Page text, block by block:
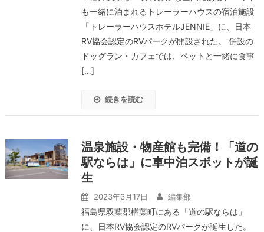
も一緒に泊まれるトレーラーハウスの宿泊施設
「トレーラーハウスホテルJENNIE」に、日本
RV協会認定のRVパークが開設された。 併設の
ドッグラン・カフェでは、ペットと一緒に食事
[…]
続きを読む
温泉施設・物産館も完備！「道の
駅ならは」に車中泊スポットが誕
生
2023年3月17日 編集部
福島県双葉郡楢葉町にある「道の駅ならは」
に、日本RV協会認定のRVパークが誕生した。